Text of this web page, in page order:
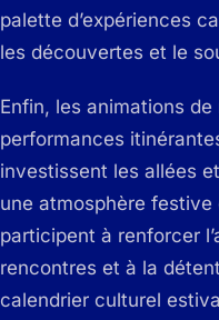
palette d’expériences
les découvertes et le
Enfin, les animations
performances
investissent les allées
une atmosphère
participent à renforcer
rencontres et à la
calendrier culturel